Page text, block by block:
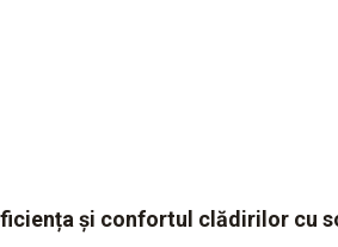
și confortul clădirilor cu